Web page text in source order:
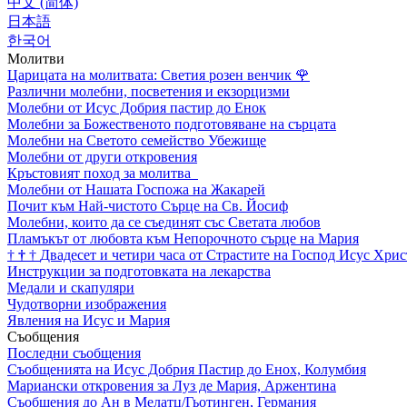
日本語
한국어
Молитви
Царицата на молитвата: Светия розен венчик 🌹
Различни молебни, посветения и екзорцизми
Молебни от Исус Добрия пастир до Енок
Молебни за Божественото подготовяване на сърцата
Молебни на Светото семейство Убежище
Молебни от други откровения
Кръстовият поход за молитва
Молебни от Нашата Госпожа на Жакарей
Почит към Най-чистото Сърце на Св. Йосиф
Молебни, които да се съединят със Светата любов
Пламъкът от любовта към Непорочното сърце на Мария
† † † Двадесет и четири часа от Страстите на Господ Исус
Инструкции за подготовката на лекарства
Медали и скапуляри
Чудотворни изображения
Явления на Исус и Мария
Съобщения
Последни съобщения
Съобщенията на Исус Добрия Пастир до Енох, Колумбия
Мариански откровения за Луз де Мария, Аржентина
Съобщения до Ан в Мелатц/Гьотинген, Германия